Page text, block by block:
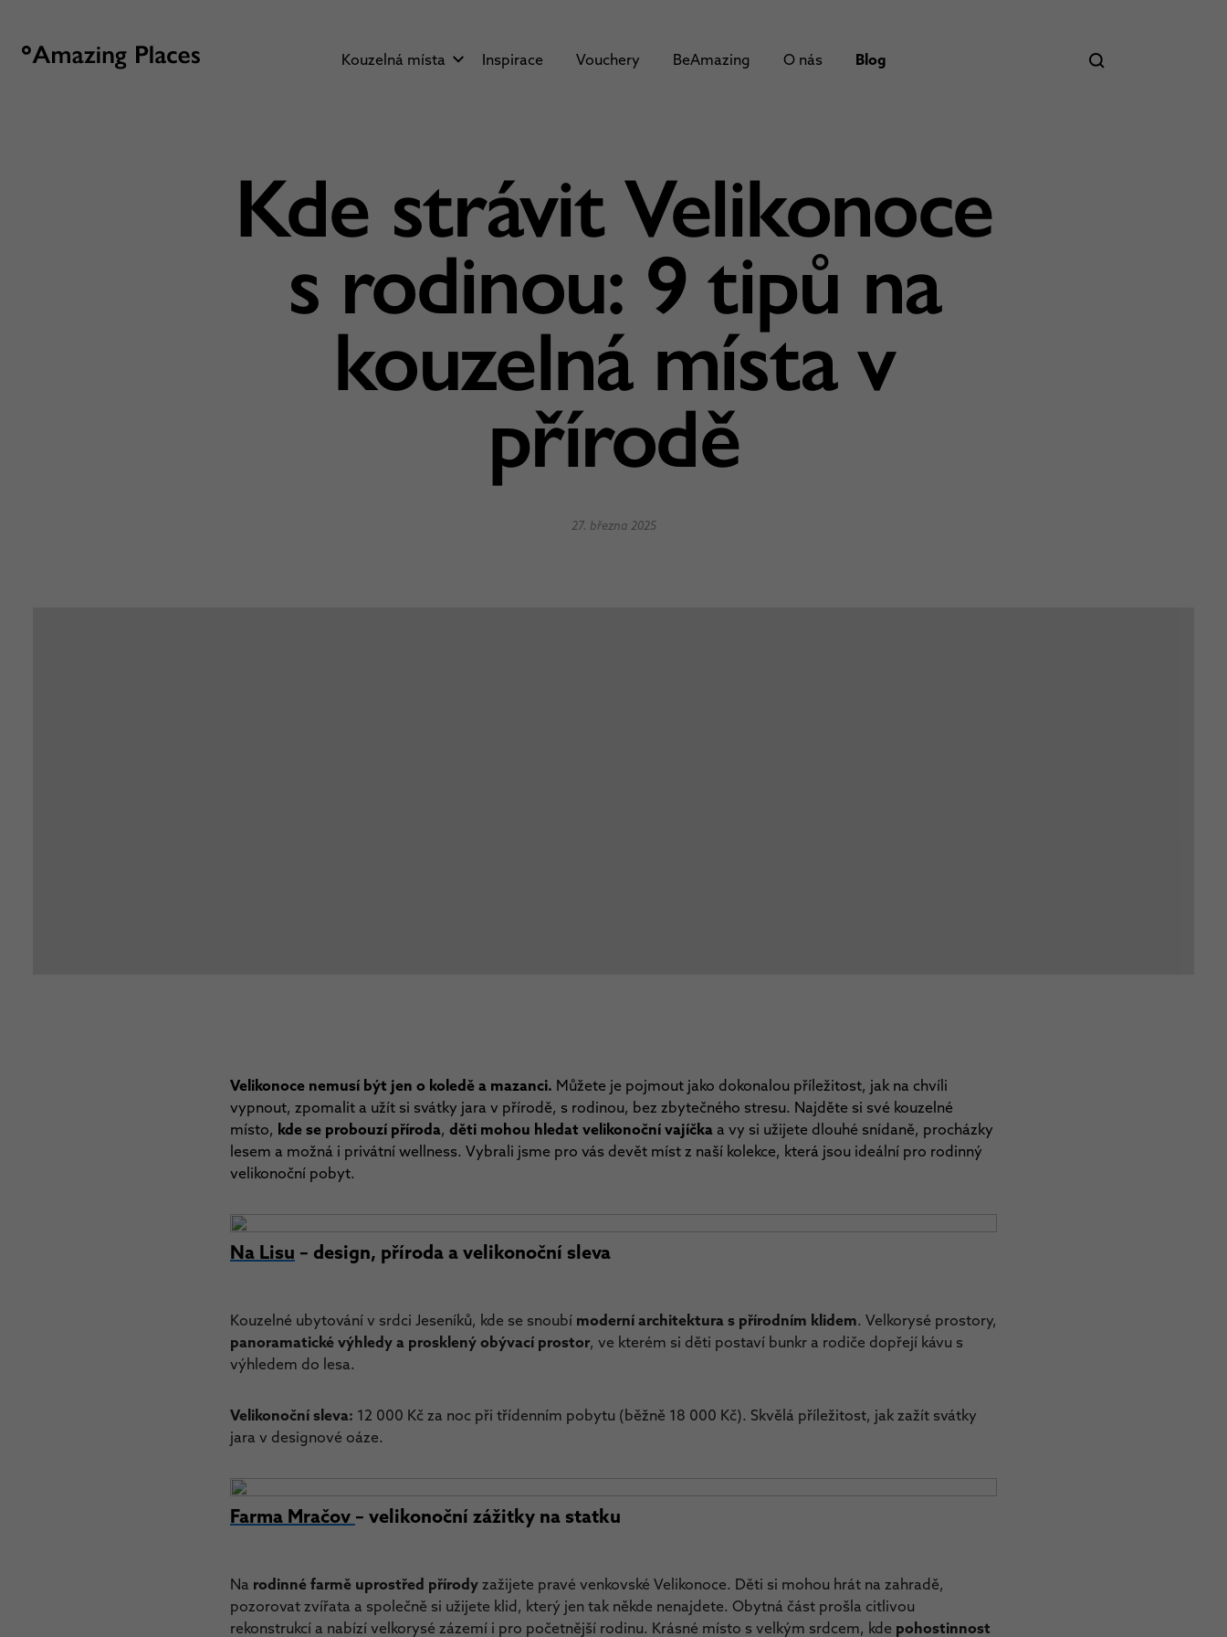
Kouzelná místa Inspirace Vouchery BeAmazing O nás Blog
Kde strávit Velikonoce
s rodinou: 9 tipů na
kouzelná místa v
přírodě
27. března 2025
Velikonoce nemusí být jen o koledě a mazanci. Můžete je pojmout jako dokonalou příležitost, jak na chvíli
vypnout, zpomalit a užít si svátky jara v přírodě, s rodinou, bez zbytečného stresu. Najděte si své kouzelné
místo, kde se probouzí příroda, děti mohou hledat velikonoční vajíčka a vy si užijete dlouhé snídaně, procházky
lesem a možná i privátní wellness. Vybrali jsme pro vás devět míst z naší kolekce, která jsou ideální pro rodinný
velikonoční pobyt.
Na Lisu – design, příroda a velikonoční sleva
Kouzelné ubytování v srdci Jeseníků, kde se snoubí moderní architektura s přírodním klidem. Velkorysé prostory,
panoramatické výhledy a prosklený obývací prostor, ve kterém si děti postaví bunkr a rodiče dopřejí kávu s
výhledem do lesa.
Velikonoční sleva: 12 000 Kč za noc při třídenním pobytu (běžně 18 000 Kč). Skvělá příležitost, jak zažít svátky
jara v designové oáze.
Farma Mračov – velikonoční zážitky na statku
Na rodinné farmě uprostřed přírodyzažijete pravé venkovské Velikonoce. Děti si mohou hrát na zahradě,
pozorovat zvířata a společně si užijete klid, který jen tak někde nenajdete. Obytná část prošla citlivou
rekonstrukcí a nabízí velkorysé zázemí i pro početnější rodinu. Krásné místo s velkým srdcem, kde pohostinnost